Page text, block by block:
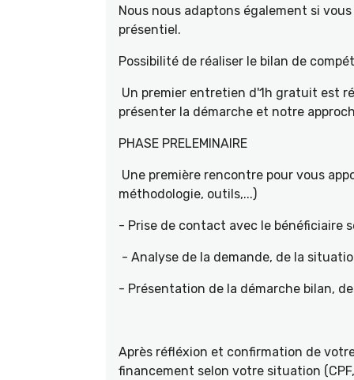
Nous nous adaptons également si
présentiel.
Possibilité de réaliser le bilan de
Un premier entretien d'1h gratuit est
présenter la démarche et notre
PHASE PRELEMINAIRE
Une première rencontre pour vous
méthodologie, outils,...)
- Prise de contact avec le bénéficiaire
- Analyse de la demande, de la
- Présentation de la démarche bilan,
Après réfléxion et confirmation de
financement selon votre situation